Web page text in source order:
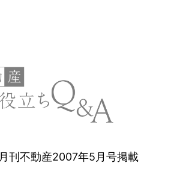
月刊不動産2007年5月号掲載